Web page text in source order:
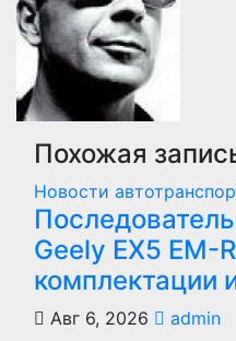
Похожая
Новости
Geely EX5 EM-
комплектации
Авг 6, 2026
admin